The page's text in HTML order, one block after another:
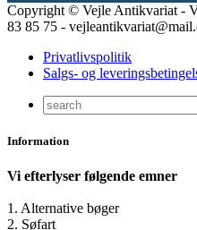
Copyright © Vejle Antikvariat -
83 85 75 -
Privatlivspolitik
Salgs- og
Information
Vi efterlyser følgende emner
1. Alternative bøger
2. Søfart